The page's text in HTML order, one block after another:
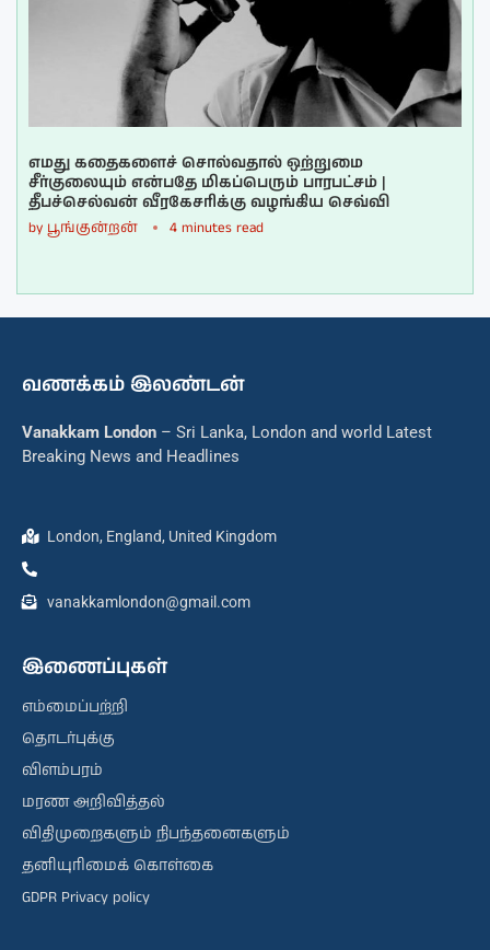
எமது கதைகளைச் சொல்வதால் ஒற்றுமை
சீர்குலையும் என்பதே மிகப்பெரும் பாரபட்சம் |
தீபச்செல்வன் வீரகேசரிக்கு வழங்கிய செவ்வி
by பூங்குன்றன் 4 minutes read
வணக்கம் இலண்டன்
Vanakkam London – Sri Lanka, London and world Latest
Breaking News and Headlines
London, England, United Kingdom
vanakkamlondon@gmail.com
இணைப்புகள்
எம்மைப்பற்றி
தொடர்புக்கு
விளம்பரம்
மரண அறிவித்தல்
விதிமுறைகளும் நிபந்தனைகளும்
தனியுரிமைக் கொள்கை
GDPR Privacy policy